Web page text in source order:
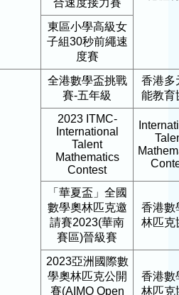
合速度接力賽
東區小學高級女
子組30秒前繩速
度賽
全港數學盃挑戰
賽-五年級
香港多
能教育
2023 ITMC-
International
Talent
Mathematics
Contest
「華夏盃」全國
數學奧林匹克邀
請賽2023(華南
賽區)晉級賽
香港數
林匹克
2023亞洲國際數
學奧林匹克公開
賽(AIMO Open
香港數
林匹克